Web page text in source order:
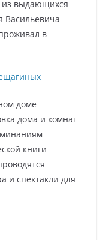
из выдающихся
Васильевича
в
доме
дома и комнат
книги
и спектакли для